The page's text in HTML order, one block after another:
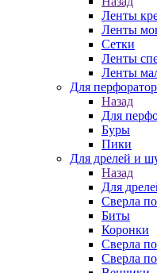
Ленты
Ленты
Сетки
Ленты
Ленты
Для
Назад
Для
Буры
Пики
Для дрелей и
Назад
Для
Сверла
Биты
Коронки
Сверла
Сверла